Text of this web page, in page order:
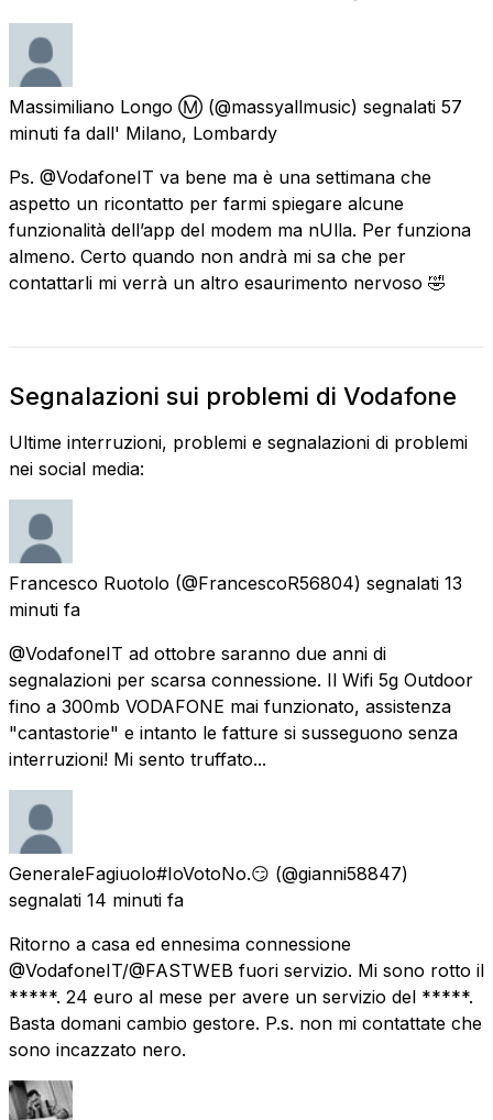
Massimiliano Longo Ⓜ️ (@massyallmusic) segnalati 57
minuti fa dall' Milano, Lombardy
Ps. @VodafoneIT va bene ma è una settimana che
aspetto un ricontatto per farmi spiegare alcune
funzionalità dell’app del modem ma nUlla. Per funziona
almeno. Certo quando non andrà mi sa che per
contattarli mi verrà un altro esaurimento nervoso 🤣
Segnalazioni sui problemi di Vodafone
Ultime interruzioni, problemi e segnalazioni di problemi
nei social media:
Francesco Ruotolo (@FrancescoR56804) segnalati 13
minuti fa
@VodafoneIT ad ottobre saranno due anni di
segnalazioni per scarsa connessione. Il Wifi 5g Outdoor
fino a 300mb VODAFONE mai funzionato, assistenza
"cantastorie" e intanto le fatture si susseguono senza
interruzioni! Mi sento truffato...
GeneraleFagiuolo#IoVotoNo.😏 (@gianni58847)
segnalati 14 minuti fa
Ritorno a casa ed ennesima connessione
@VodafoneIT/@FASTWEB fuori servizio. Mi sono rotto il
*****. 24 euro al mese per avere un servizio del *****.
Basta domani cambio gestore. P.s. non mi contattate che
sono incazzato nero.